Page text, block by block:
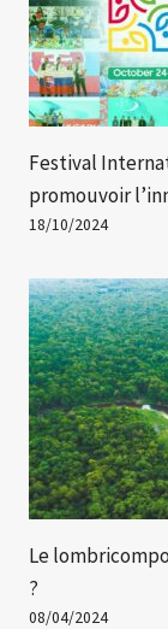
Festival
promouvoir
18/10/2024
Le
?
08/04/2024